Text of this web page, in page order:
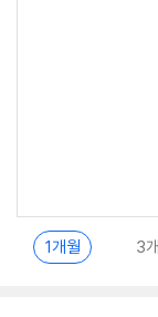
1개월 3